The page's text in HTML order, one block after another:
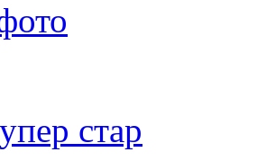
стар